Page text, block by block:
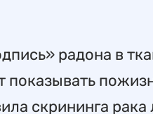
радона в
скрининга рака